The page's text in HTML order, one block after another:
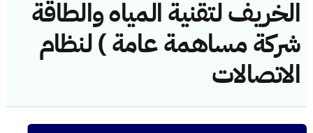
الخريف لتقنية المياه والطاقة
شركة مساهمة عامة ) لنظام
الاتصالات